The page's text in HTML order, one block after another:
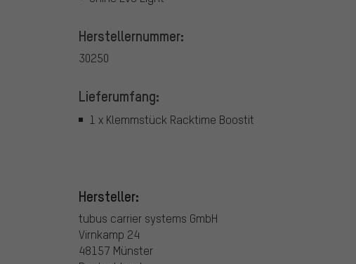
Herstellernummer:
30250
Lieferumfang:
1 x Klemmstück Racktime Boostit
Hersteller:
tubus carrier systems GmbH
Virnkamp 24
48157 Münster